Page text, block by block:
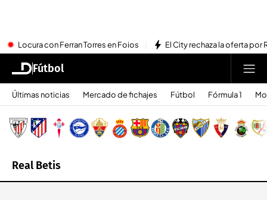
Locura con Ferran Torres en Foios El City rechaza la oferta por
Fútbol
Últimas noticias Mercado de fichajes Fútbol Fórmula 1
Real Betis